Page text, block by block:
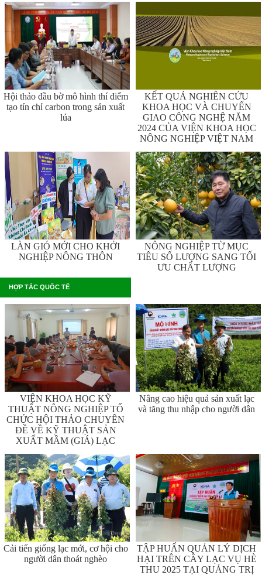
Hội thảo đầu bờ mô hình thí điểm
tạo tín chỉ carbon trong sản xuất
lúa
KẾT QUẢ NGHIÊN CỨU
KHOA HỌC VÀ CHUYỂN
GIAO CÔNG NGHỆ NĂM
2024 CỦA VIỆN KHOA HỌC
NÔNG NGHIỆP VIỆT NAM
LÀN GIÓ MỚI CHO KHỞI
NGHIỆP NÔNG THÔN
NÔNG NGHIỆP TỪ MỤC
TIÊU SỐ LƯỢNG SANG TỐI
ƯU CHẤT LƯỢNG
HỢP TÁC QUỐC TẾ
VIỆN KHOA HỌC KỸ
THUẬT NÔNG NGHIỆP TỔ
CHỨC HỘI THẢO CHUYÊN
ĐỀ VỀ KỸ THUẬT SẢN
XUẤT MẦM (GIÁ) LẠC
Nâng cao hiệu quả sản xuất lạc
và tăng thu nhập cho người dân
Cải tiến giống lạc mới, cơ hội cho
người dân thoát nghèo
TẬP HUẤN QUẢN LÝ DỊCH
HẠI TRÊN CÂY LẠC VỤ HÈ
THU 2025 TẠI QUẢNG TRỊ